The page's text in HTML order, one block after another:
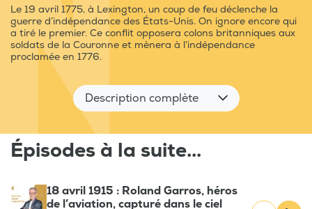
Le 19 avril 1775, à Lexington, un coup de feu déclenche la
guerre d’indépendance des États-Unis. On ignore encore qui
a tiré le premier. Ce conflit opposera colons britanniques aux
soldats de la Couronne et mènera à l’indépendance
proclamée en 1776.
Description complète
Épisodes à la suite...
18 avril 1915 : Roland Garros, héros
de l’aviation, capturé dans le ciel